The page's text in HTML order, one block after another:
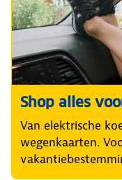
Shop alles
Van elektrische
wegenkaarten.